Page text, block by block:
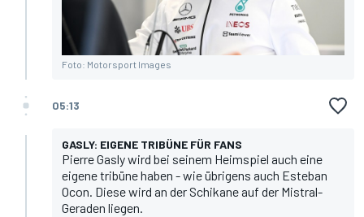
Foto: Motorsport Images
05:13
GASLY: EIGENE TRIBÜNE FÜR FANS
Pierre Gasly wird bei seinem Heimspiel auch eine
eigene tribüne haben - wie übrigens auch Esteban
Ocon. Diese wird an der Schikane auf der Mistral-
Geraden liegen.